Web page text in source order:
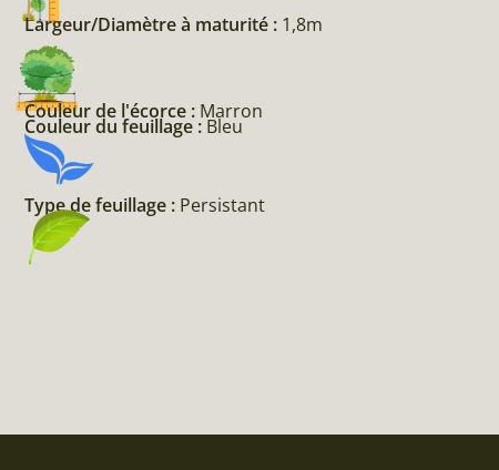
Largeur/Diamètre à maturité : 1,8m
Couleur de l'écorce : Marron
Couleur du feuillage : Bleu
Type de feuillage : Persistant